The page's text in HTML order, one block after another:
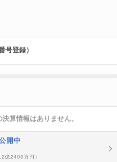
号登録）
算情報はありません。
開中
億2400万円）